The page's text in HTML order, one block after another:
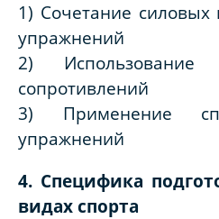
1) Сочетание силовых
упражнений
2) Использование
сопротивлений
3) Применение
упражнений
4. Специфика
видах спорта